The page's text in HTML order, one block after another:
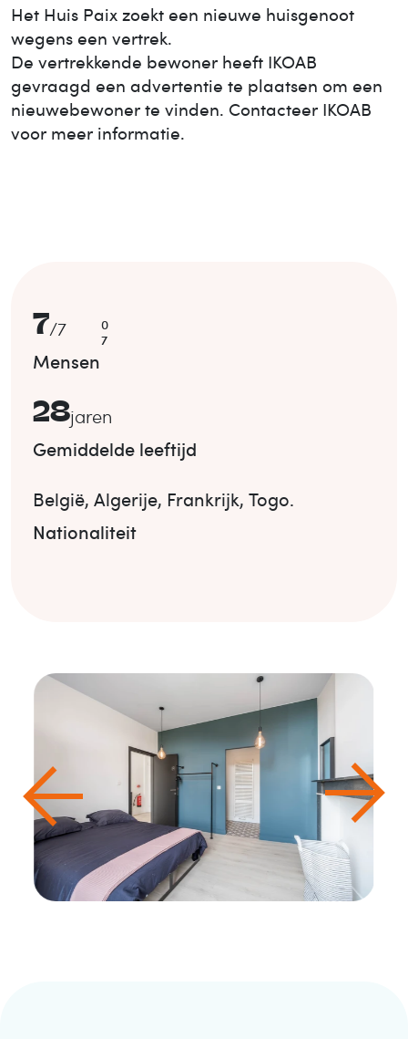
Het Huis Paixzoekt een nieuwe huisgenoot
wegens een vertrek.
De vertrekkende bewoner heeft IKOAB
gevraagd een advertentie te plaatsen om een
nieuwebewoner te vinden. Contacteer IKOAB
voor meer informatie.
7/7
0
7
Mensen
28jaren
Gemiddelde leeftijd
België, Algerije, Frankrijk, Togo.
Nationaliteit